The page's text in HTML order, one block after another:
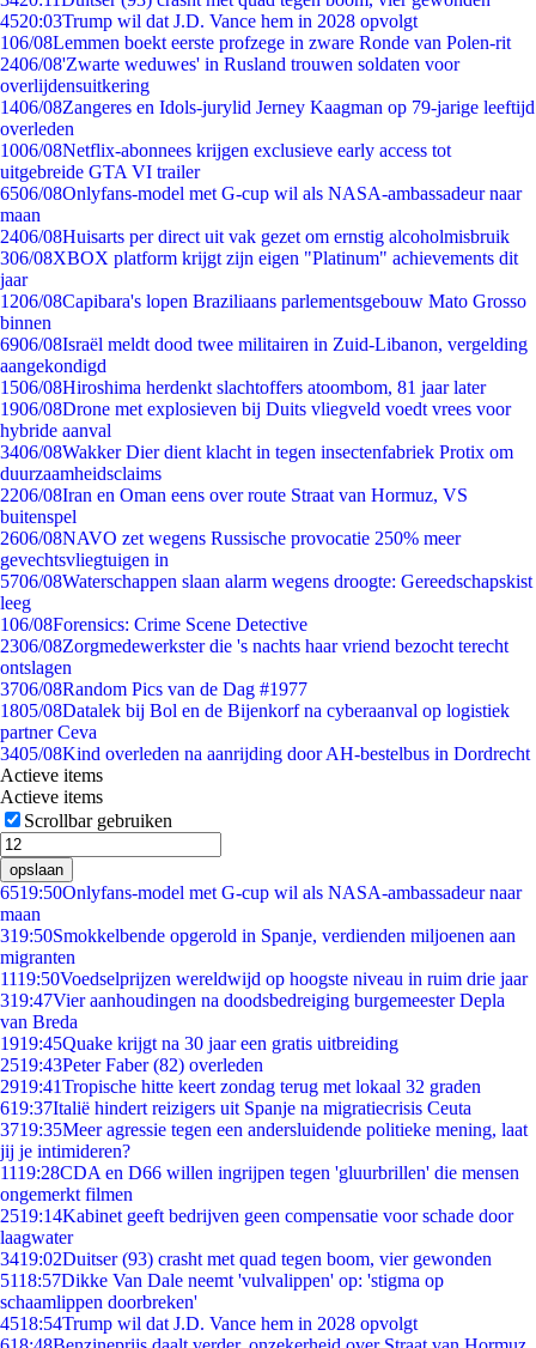
4520:03Trump wil dat J.D. Vance hem in 2028 opvolgt
106/08Lemmen boekt eerste profzege in zware Ronde van Polen-rit
2406/08'Zwarte weduwes' in Rusland trouwen soldaten voor
overlijdensuitkering
1406/08Zangeres en Idols-jurylid Jerney Kaagman op 79-jarige leeftijd
overleden
1006/08Netflix-abonnees krijgen exclusieve early access tot
uitgebreide GTA VI trailer
6506/08Onlyfans-model met G-cup wil als NASA-ambassadeur naar
maan
2406/08Huisarts per direct uit vak gezet om ernstig alcoholmisbruik
306/08XBOX platform krijgt zijn eigen "Platinum" achievements dit
jaar
1206/08Capibara's lopen Braziliaans parlementsgebouw Mato Grosso
binnen
6906/08Israël meldt dood twee militairen in Zuid-Libanon, vergelding
aangekondigd
1506/08Hiroshima herdenkt slachtoffers atoombom, 81 jaar later
1906/08Drone met explosieven bij Duits vliegveld voedt vrees voor
hybride aanval
3406/08Wakker Dier dient klacht in tegen insectenfabriek Protix om
duurzaamheidsclaims
2206/08Iran en Oman eens over route Straat van Hormuz, VS
buitenspel
2606/08NAVO zet wegens Russische provocatie 250% meer
gevechtsvliegtuigen in
5706/08Waterschappen slaan alarm wegens droogte: Gereedschapskist
leeg
106/08Forensics: Crime Scene Detective
2306/08Zorgmedewerkster die 's nachts haar vriend bezocht terecht
ontslagen
3706/08Random Pics van de Dag #1977
1805/08Datalek bij Bol en de Bijenkorf na cyberaanval op logistiek
partner Ceva
3405/08Kind overleden na aanrijding door AH-bestelbus in Dordrecht
Actieve items
Actieve items
Scrollbar gebruiken
opslaan
6519:50Onlyfans-model met G-cup wil als NASA-ambassadeur naar
maan
319:50Smokkelbende opgerold in Spanje, verdienden miljoenen aan
migranten
1119:50Voedselprijzen wereldwijd op hoogste niveau in ruim drie jaar
319:47Vier aanhoudingen na doodsbedreiging burgemeester Depla
van Breda
1919:45Quake krijgt na 30 jaar een gratis uitbreiding
2519:43Peter Faber (82) overleden
2919:41Tropische hitte keert zondag terug met lokaal 32 graden
619:37Italië hindert reizigers uit Spanje na migratiecrisis Ceuta
3719:35Meer agressie tegen een andersluidende politieke mening, laat
jij je intimideren?
1119:28CDA en D66 willen ingrijpen tegen 'gluurbrillen' die mensen
ongemerkt filmen
2519:14Kabinet geeft bedrijven geen compensatie voor schade door
laagwater
3419:02Duitser (93) crasht met quad tegen boom, vier gewonden
5118:57Dikke Van Dale neemt 'vulvalippen' op: 'stigma op
schaamlippen doorbreken'
4518:54Trump wil dat J.D. Vance hem in 2028 opvolgt